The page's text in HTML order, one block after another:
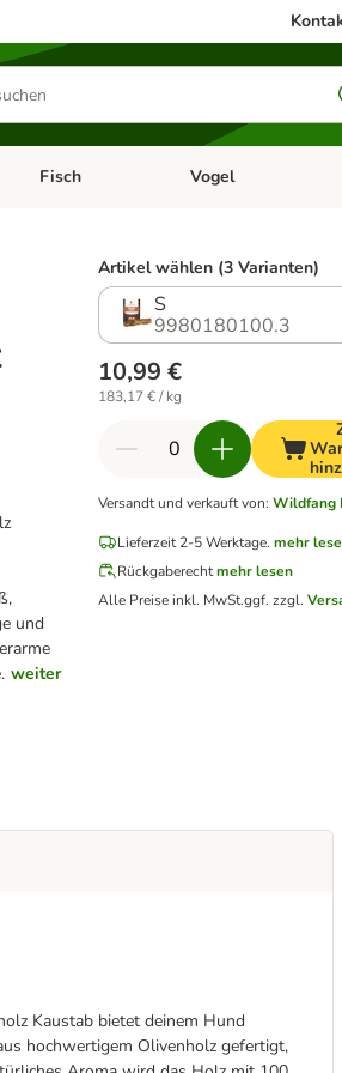
Hundefutter & Zubehör
Kategorie-Menü öffnen: Kleintier
Fisch Kategorie-Menü
Vogel
und
weiter
Artikel wählen (3 Varianten)
S
9980180100.3
10,99 €
183,17 € / kg
Versandt und verkauft von: Wildfang
Lieferzeit 2-5 Werktage. mehr
Rückgaberecht mehr lesen
Alle Preise inkl. MwSt.ggf. zzgl.
Kaustab bietet deinem Hund
hochwertigem Olivenholz gefertigt,